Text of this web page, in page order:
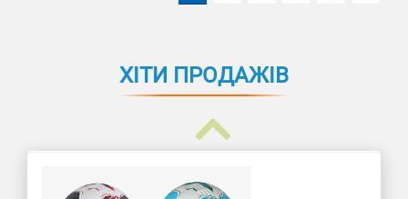
ХІТИ ПРОДАЖІВ
М'яч футбольний "Україна"